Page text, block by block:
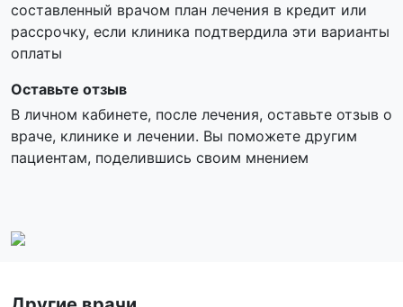
составленный врачом план лечения в кредит или
рассрочку, если клиника подтвердила эти варианты
оплаты
Оставьте отзыв
В личном кабинете, после лечения, оставьте отзыв о
враче, клинике и лечении. Вы поможете другим
пациентам, поделившись своим мнением